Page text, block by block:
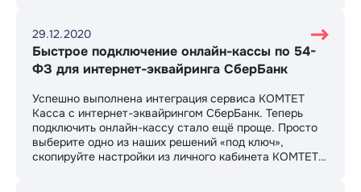
29.12.2020
Быстрое подключение онлайн-кассы по 54-
ФЗ для интернет-эквайринга СберБанк
Успешно выполнена интеграция сервиса КОМТЕТ
Касса с интернет-эквайрингом СберБанк. Теперь
подключить онлайн-кассу стало ещё проще. Просто
выберите одно из наших решений «под ключ»,
скопируйте настройки из личного кабинета КОМТЕТ